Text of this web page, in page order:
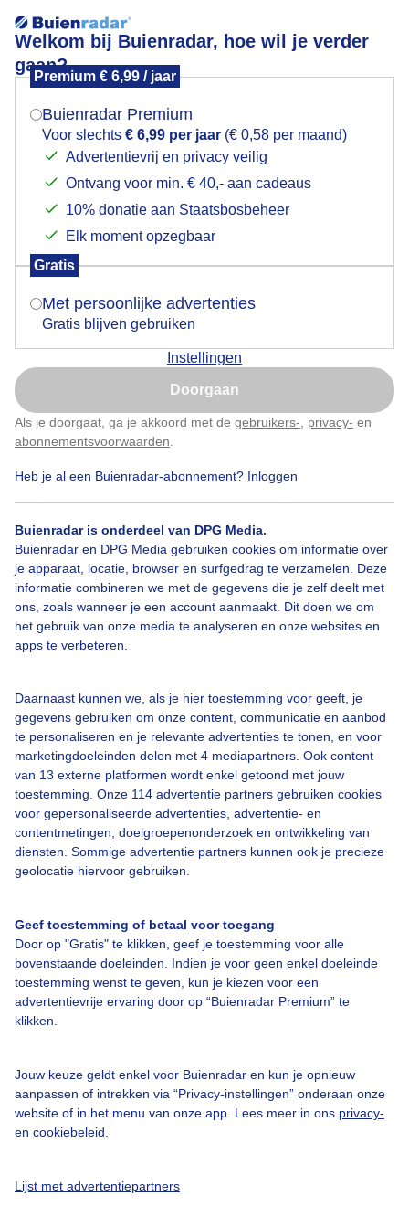
Welkom bij Buienradar, hoe wil je verder
gaan?
Premium € 6,99 / jaar
Buienradar Premium
Voor slechts € 6,99 per jaar (€ 0,58 per maand)
Advertentievrij en privacy veilig
Ontvang voor min. € 40,- aan cadeaus
10% donatie aan Staatsbosbeheer
Elk moment opzegbaar
Gratis
Met persoonlijke advertenties
Gratis blijven gebruiken
Instellingen
Doorgaan
Als je doorgaat, ga je akkoord met de gebruikers- privacy- en
abonnementsvoorwaarden
Heb je al een Buienradar-abonnement? Inloggen
Buienradar is onderdeel van DPG Media.
Buienradar en DPG Media gebruiken cookies om informatie over
je apparaat, locatie, browser en surfgedrag te verzamelen. Deze
informatie combineren we met de gegevens die je zelf deelt met
ons, zoals wanneer je een account aanmaakt. Dit doen we om
het gebruik van onze media te analyseren en onze websites en
apps te verbeteren.
Daarnaast kunnen we, als je hier toestemming voor geeft, je
gegevens gebruiken om onze content, communicatie en aanbod
te personaliseren en je relevante advertenties te tonen, en voor
marketingdoeleinden delen met 4 mediapartners. Ook content
van 13 externe platformen wordt enkel getoond met jouw
toestemming. Onze 114 advertentie partners gebruiken cookies
voor gepersonaliseerde advertenties, advertentie- en
contentmetingen, doelgroepenonderzoek en ontwikkeling van
diensten. Sommige advertentie partners kunnen ook je precieze
geolocatie hiervoor gebruiken.
Geef toestemming of betaal voor toegang
Door op "Gratis" te klikken, geef je toestemming voor alle
bovenstaande doeleinden. Indien je voor geen enkel doeleinde
toestemming wenst te geven, kun je kiezen voor een
advertentievrije ervaring door op “Buienradar Premium” te
klikken.
Jouw keuze geldt enkel voor Buienradar en kun je opnieuw
aanpassen of intrekken via “Privacy-instellingen” onderaan onze
website of in het menu van onze app. Lees meer in ons privacy-
en cookiebeleid
Lijst met advertentiepartners
Windmolens.
Door: Adri Joosse
Zuidwestenwind
Bekijk slideshow
Een moment geduld aub...
Over Buienradar
Bedrijfsgegevens
Veelgestelde vragen
Contact
Toegankelijkheid
Adverteren
Buienradar Team
Mogen we je locatie gebruiken voor het
Indien je hier nog geen akkoord op hebt gegeven,
verschijnt er zo een pop-up uit je browser waarin
Is goed, toon de popup
Nu niet, misschien later
Klik hierom dit aan te passen